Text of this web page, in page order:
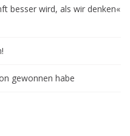
besser wird, als wir denken«
gewonnen habe